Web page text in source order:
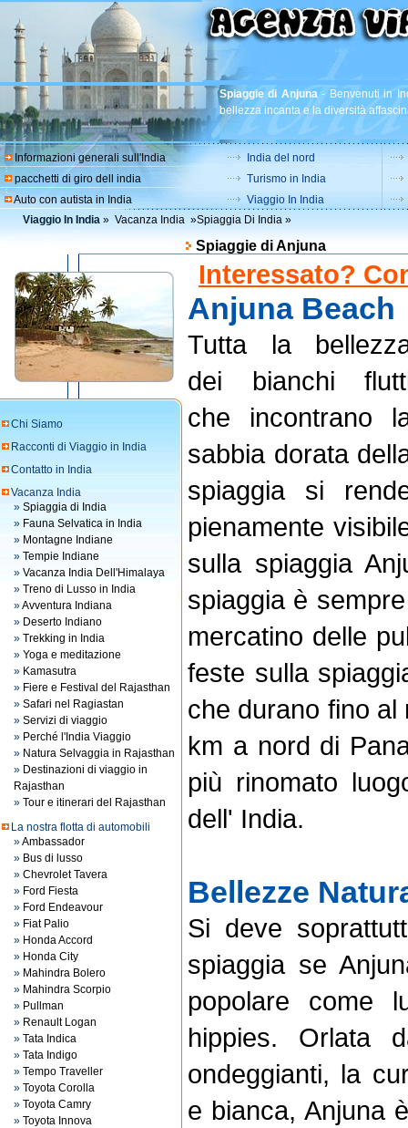
Spiaggie di Anjuna- Benvenuti in
bellezza incanta e la diversità
Informazioni generali sull'India
pacchetti di giro dell india
Auto con autista in India
India del nord
Turismo in India
Viaggio In India
Viaggio In India » Vacanza India »Spiaggia Di India »
Spiaggie di Anjuna
Chi Siamo
Racconti di Viaggio in India
Contatto in India
Vacanza India
» Spiaggia di India
» Fauna Selvatica in India
» Montagne Indiane
» Tempie Indiane
» Vacanza India Dell'Himalaya
» Treno di Lusso in India
»Avventura Indiana
» Deserto Indiano
» Trekking in India
» Yoga e meditazione
» Kamasutra
» Fiere e Festival del Rajasthan
» Safari nel Ragiastan
» Servizi di viaggio
» Perché l'India Viaggio
» Natura Selvaggia in Rajasthan
» Destinazioni di viaggio in
Rajasthan
» Tour e itinerari del Rajasthan
La nostra flotta di automobili
»Ambassador
» Bus di lusso
» Chevrolet Tavera
» Ford Fiesta
» Ford Endeavour
» Fiat Palio
» Honda Accord
» Honda City
» Mahindra Bolero
» Mahindra Scorpio
» Pullman
» Renault Logan
» Tata Indica
» Tata Indigo
» Tempo Traveller
» Toyota Corolla
» Toyota Camry
» Toyota Innova
Interessato?
Anjuna Beach
Tutta la
dei bianchi
che incontrano
sabbia dorata
spiaggia si
pienamente
sulla spiaggia
spiaggia è
mercatino delle
feste sulla
che durano fino al
km a nord di
più rinomato
dell' India.
Bellezze
Si deve
spiaggia se
popolare come
hippies. Orlata
ondeggianti, la
e bianca, Anjuna